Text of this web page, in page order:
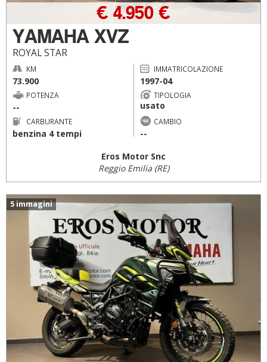
YAMAHA XVZ
ROYAL STAR
€ 4.950 €
KM
73.900
IMMATRICOLAZIONE
1997-04
POTENZA
--
TIPOLOGIA
usato
CARBURANTE
benzina 4 tempi
CAMBIO
--
Eros Motor Snc
Reggio Emilia (RE)
5 immagini